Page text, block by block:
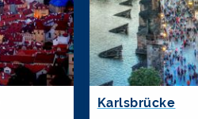
Karlsbrücke